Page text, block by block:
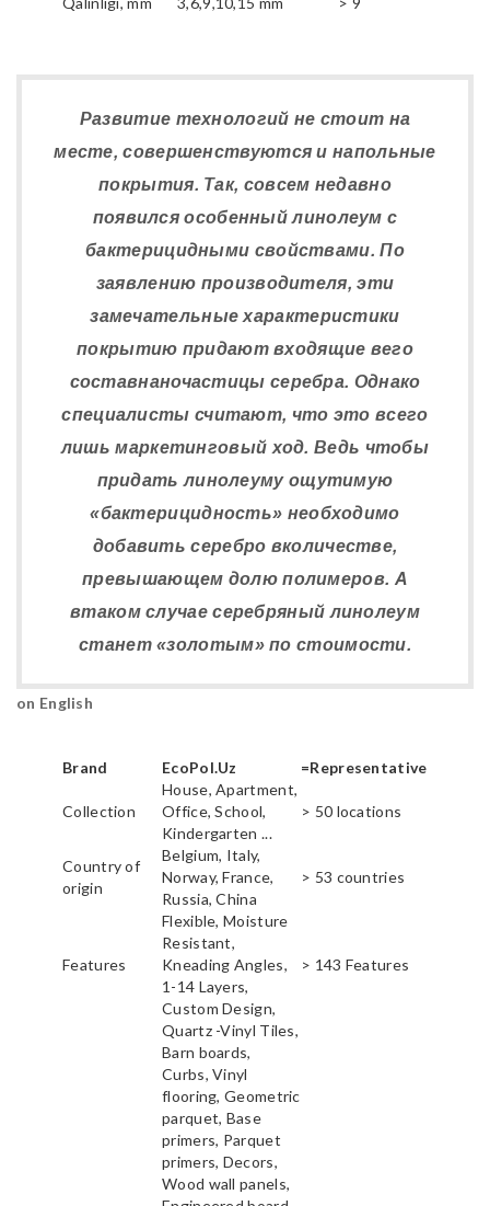
Развитие технологий не стоит на
месте, совершенствуются и напольные
покрытия. Так, совсем недавно
появился особенный линолеум с
бактерицидными свойствами. По
заявлению производителя, эти
замечательные характеристики
покрытию придают входящие вего
составнаночастицы серебра. Однако
специалисты считают, что это всего
лишь маркетинговый ход. Ведь чтобы
придать линолеуму ощутимую
«бактерицидность» необходимо
добавить серебро вколичестве,
превышающем долю полимеров. А
втаком случае серебряный линолеум
станет «золотым» по стоимости.
on English
Brand EcoPol.Uz =Representative
Collection
House, Apartment,
Office, School,
Kindergarten ...
> 50 locations
Country of
origin
Belgium, Italy,
Norway, France,
Russia, China
> 53 countries
Features
Flexible, Moisture
Resistant,
Kneading Angles,
1-14 Layers,
Custom Design,
> 143 Features
Quartz -Vinyl Tiles,
Barn boards,
Curbs, Vinyl
flooring, Geometric
parquet, Base
primers, Parquet
primers, Decors,
Wood wall panels,